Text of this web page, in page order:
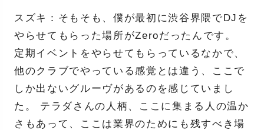
スズキ：そもそも、僕が最初に渋谷界隈でDJを
やらせてもらった場所がZeroだったんです。
定期イベントをやらせてもらっているなかで、
他のクラブでやっている感覚とは違う、ここで
しか出ないグルーヴがあるのを感じていまし
た。 テラダさんの人柄、ここに集まる人の温か
さもあって、ここは業界のためにも残すべき場